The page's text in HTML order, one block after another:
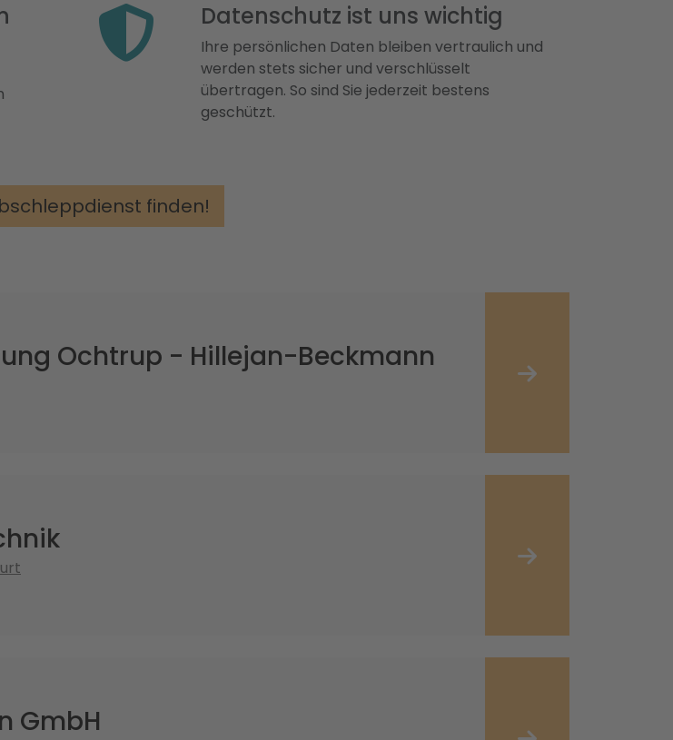
Datenschutz ist uns wichtig
Ihre persönlichen Daten bleiben vertraulich und
werden stets sicher und verschlüsselt
übertragen. So sind Sie jederzeit bestens
geschützt.
finden!
Ochtrup - Hillejan-Beckmann
GmbH